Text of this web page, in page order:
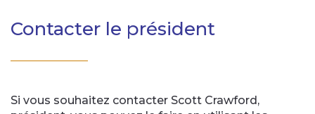
Contacter le président
Si vous souhaitez contacter Scott Crawford,